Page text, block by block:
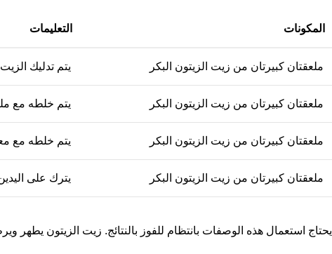
المكونات التعليمات
ملعقتان كبيرتان من زيت الزيتون البكر يتم تدليك الزيت على
ملعقتان كبيرتان من زيت الزيتون البكر يتم خلطه مع
ملعقتان كبيرتان من زيت الزيتون البكر يتم خلطه مع
ملعقتان كبيرتان من زيت الزيتون البكر يترك على اليدين لمدة 15-20 دقيقة قبل
يحتاج استعمال هذه الوصفات بانتظام للفوز بالنتائج. زيت الزيتون